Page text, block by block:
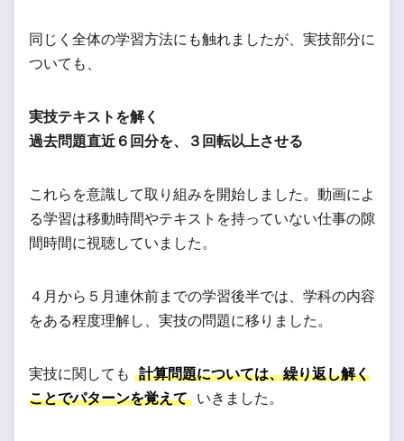
同じく全体の学習方法にも触れましたが、実技部分に
ついても、
実技テキストを解く
過去問題直近６回分を、３回転以上させる
これらを意識して取り組みを開始しました。動画によ
る学習は移動時間やテキストを持っていない仕事の隙
間時間に視聴していました。
４月から５月連休前までの学習後半では、学科の内容
をある程度理解し、実技の問題に移りました。
実技に関しても
計算問題については、繰り返し解く
ことでパターンを覚えて
いきました。